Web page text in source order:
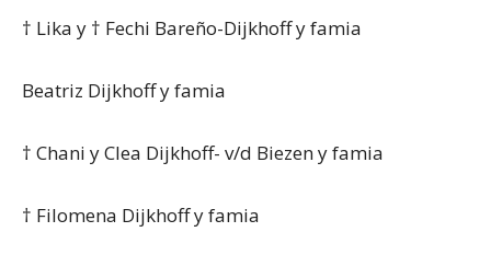
† Lika y † Fechi Bareño-Dijkhoff y famia
Beatriz Dijkhoff y famia
† Chani y Clea Dijkhoff- v/d Biezen y famia
† Filomena Dijkhoff y famia